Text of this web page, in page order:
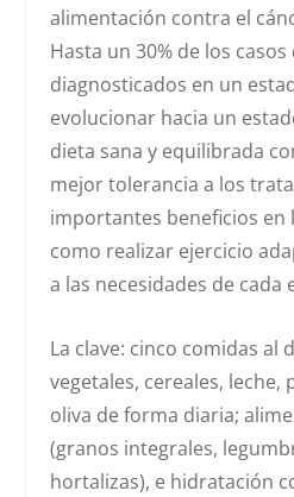
alimentación contra el
Hasta un 30% de los
diagnosticados en un
evolucionar hacia un
dieta sana y equilibrada
mejor tolerancia a los
importantes beneficios en
como realizar ejercicio
a las necesidades de cada
La clave: cinco comidas al
vegetales, cereales, leche,
oliva de forma diaria;
(granos integrales,
hortalizas), e hidratación